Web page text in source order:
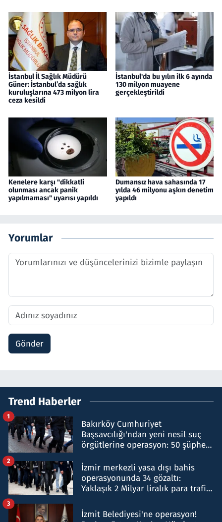
İstanbul İl Sağlık Müdürü
Güner: İstanbul’da sağlık
kuruluşlarına 473 milyon lira
ceza kesildi
İstanbul'da bu yılın ilk 6 ayında
130 milyon muayene
gerçekleştirildi
Kenelere karşı "dikkatli
olunması ancak panik
yapılmaması" uyarısı yapıldı
Dumansız hava sahasında 17
yılda 46 milyonu aşkın denetim
yapıldı
Yorumlar
Gönder
Trend Haberler
Bakırköy Cumhuriyet
Başsavcılığı'ndan yeni nesil suç
örgütlerine operasyon: 50 şüpheli
1
İzmir merkezli yasa dışı bahis
operasyonunda 34 gözaltı:
Yaklaşık 2 Milyar liralık para trafiği
2
İzmit Belediyesi'ne operasyon!
3